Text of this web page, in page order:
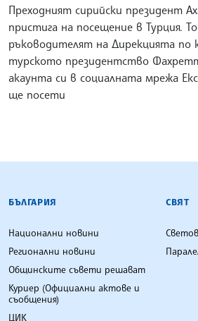
Преходният сирийски президент
пристига на посещение в Турция.
ръководителят на Дирекцията по
турското президентство
акаунта си в социалната мрежа
ще посети
БЪЛГАРСКА
БЪЛГАРИЯ
Национални новини
Регионални новини
Общинските съвети решават
Куриер (Официални актове и
съобщения)
ЦИК
СВЯТ